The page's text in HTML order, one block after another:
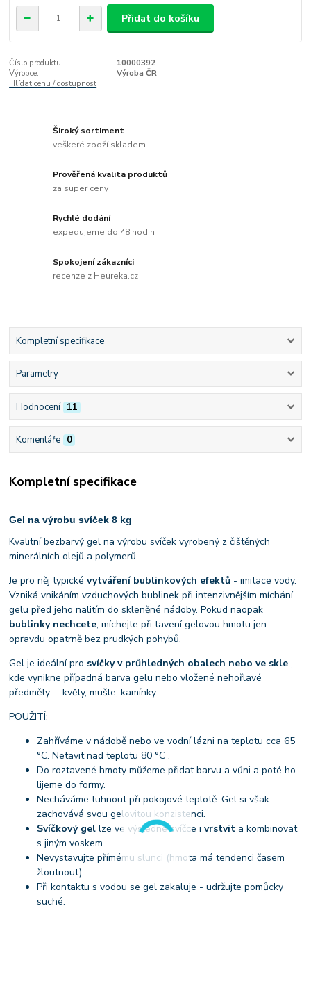
Přidat do košíku
Číslo produktu:
10000392
Výrobce:
Výroba ČR
Hlídat cenu / dostupnost
Široký sortiment
veškeré zboží skladem
Prověřená kvalita produktů
za super ceny
Rychlé dodání
expedujeme do 48 hodin
Spokojení zákazníci
recenze z Heureka.cz
Kompletní specifikace
Parametry
Hodnocení 11
Komentáře 0
Kompletní specifikace
Gel na výrobu svíček 8 kg
Kvalitní bezbarvý gel na výrobu svíček vyrobený z čištěných
minerálních olejů a polymerů.
Je pro něj typickévytváření bublinkových efektů - imitace vody.
Vzniká vnikáním vzduchových bublinek při intenzivnějším míchání
gelu před jeho nalitím do skleněné nádoby. Pokud naopak
bublinky nechcete, míchejte při tavení gelovou hmotu jen
opravdu opatrně bez prudkých pohybů.
Gel je ideální pro svíčky v průhledných obalech nebo ve skle,
kde vynikne případná barva gelu nebo vložené nehořlavé
předměty - květy, mušle, kamínky.
POUŽITÍ:
Zahříváme v nádobě nebo ve vodní lázni na teplotu cca 65
°C. Netavit nad teplotu 80 °C .
Do roztavené hmoty můžeme přidat barvu a vůni a poté ho
lijeme do formy.
Necháváme tuhnout při pokojové teplotě. Gel si však
zachovává svou gelovitou konzistenci.
Svíčkový gel lze ve výsledné svíčce ivrstvit a kombinovat
s jiným voskem
Nevystavujte přímému slunci (hmota má tendenci časem
žloutnout).
Při kontaktu s vodou se gel zakaluje - udržujte pomůcky
suché.